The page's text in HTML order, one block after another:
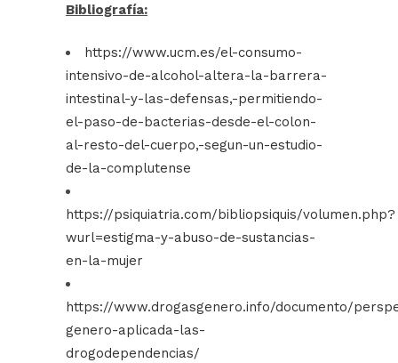
Bibliografía:
https://www.ucm.es/el-consumo-
intensivo-de-alcohol-altera-la-barrera-
intestinal-y-las-defensas,-permitiendo-
el-paso-de-bacterias-desde-el-colon-
al-resto-del-cuerpo,-segun-un-estudio-
de-la-complutense
https://psiquiatria.com/bibliopsiquis/volumen.php?
wurl=estigma-y-abuso-de-sustancias-
en-la-mujer
https://www.drogasgenero.info/documento/
genero-aplicada-las-
drogodependencias/